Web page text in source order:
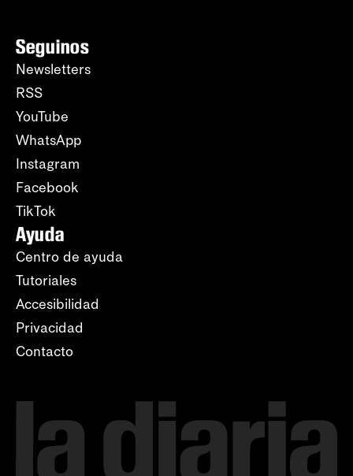
Seguinos
Newsletters
RSS
YouTube
WhatsApp
Instagram
Facebook
TikTok
Ayuda
Centro de ayuda
Tutoriales
Accesibilidad
Privacidad
Contacto